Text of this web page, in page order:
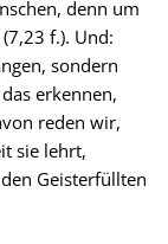
denn um
f.). Und:
sondern
erkennen,
reden wir,
sie lehrt,
Geisterfüllten